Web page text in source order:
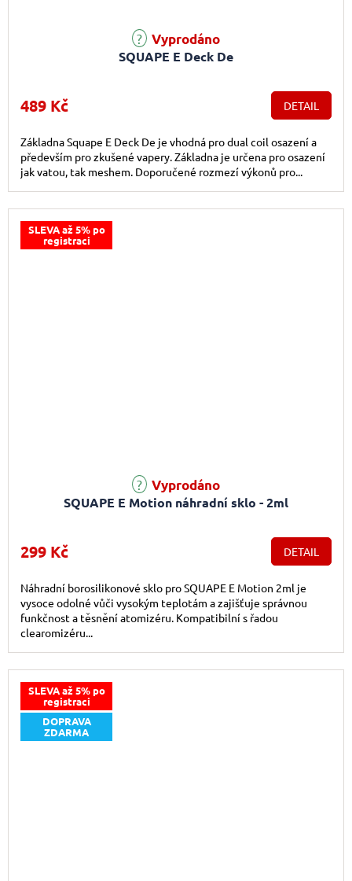
SQUAPE E Deck De
Vyprodáno
489 Kč DETAIL
Základna Squape E Deck De je vhodná pro dual coil osazení a
především pro zkušené vapery. Základna je určena pro osazení
jak vatou, tak meshem. Doporučené rozmezí výkonů pro...
SLEVA až 5% po
registraci
SQUAPE E Motion náhradní sklo - 2ml
Vyprodáno
299 Kč DETAIL
Náhradní borosilikonové sklo pro SQUAPE E Motion 2ml je
vysoce odolné vůči vysokým teplotám a zajišťuje správnou
funkčnost a těsnění atomizéru. Kompatibilní s řadou
clearomizéru...
SLEVA až 5% po
registraci
DOPRAVA
ZDARMA